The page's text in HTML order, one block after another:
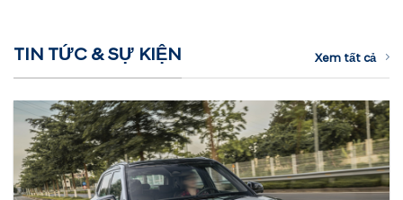
TIN TỨC & SỰ KIỆN Xem tất cả